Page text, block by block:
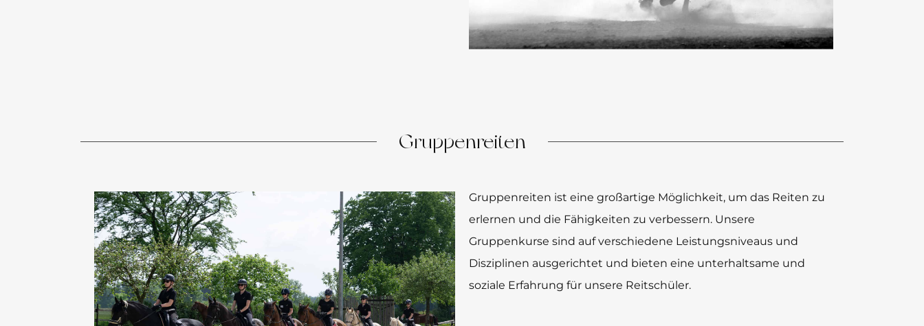
Gruppenreiten
Gruppenreiten ist eine großartige Möglichkeit, um das Reiten zu
erlernen und die Fähigkeiten zu verbessern. Unsere
Gruppenkurse sind auf verschiedene Leistungsniveaus und
Disziplinen ausgerichtet und bieten eine unterhaltsame und
soziale Erfahrung für unsere Reitschüler.